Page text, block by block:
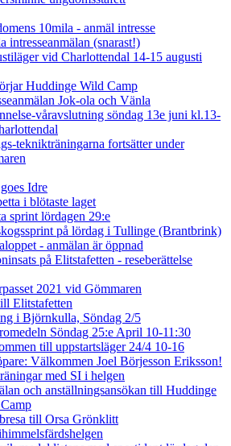
10mila - anmäl intresse
intresseanmälan (snarast!)
vid Charlottendal 14-15 augusti
Huddinge Wild Camp
Jok-ola och Vänla
våravslutning söndag 13e juni kl.13-
teknikträningarna fortsätter under
Idre
i blötaste laget
sprint lördagen 29:e
på lördag i Tullinge (Brantbrink)
- anmälan är öppnad
på Elitstafetten - reseberättelse
2021 vid Gömmaren
Elitstafetten
i Björnkulla, Söndag 2/5
Söndag 25:e April 10-11:30
till uppstartsläger 24/4 10-16
Välkommen Joel Börjesson Eriksson!
med SI i helgen
och anställningsansökan till Huddinge
till Orsa Grönklitt